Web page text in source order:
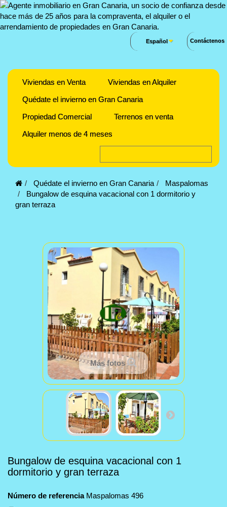
Contáctenos
Español
Viviendas en Venta
Viviendas en Alquiler
Quédate el invierno en Gran Canaria
Propiedad Comercial
Terrenos en venta
Alquiler menos de 4 meses
Quédate el invierno en Gran Canaria
Maspalomas
Bungalow de esquina vacacional con 1 dormitorio y
gran terraza
Más fotos
Bungalow de esquina vacacional con 1
dormitorio y gran terraza
Número de referencia Maspalomas 496